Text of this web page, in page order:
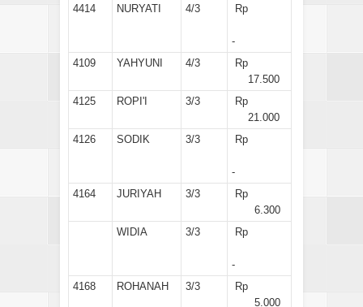
4414
NURYATI 4/3 Rp
-
4109
YAHYUNI 4/3
Rp
17.500
4125
ROPI'I 3/3
Rp
21.000
4126
SODIK 3/3 Rp
-
4164
JURIYAH 3/3
Rp
6.300
WIDIA
3/3 Rp
-
4168
ROHANAH 3/3
Rp
5.000